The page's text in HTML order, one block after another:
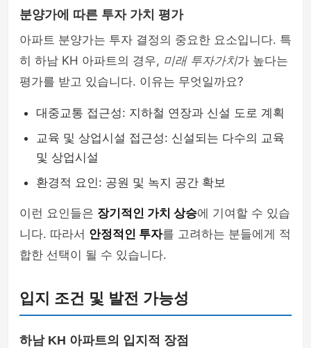
분양가에 따른 투자 가치 평가
아파트 분양가는 투자 결정의 중요한 요소입니다. 특
히 하남 KH 아파트의 경우, 미래 투자가치가 높다는
평가를 받고 있습니다. 이유는 무엇일까요?
대중교통 접근성: 지하철 연장과 신설 도로 계획
교육 및 상업시설 접근성: 신설되는 다수의 교육
및 상업시설
환경적 요인: 공원 및 녹지 공간 확보
이런 요인들은 장기적인 가치 상승에 기여할 수 있습
니다. 따라서 안정적인 투자를 고려하는 분들에게 적
합한 선택이 될 수 있습니다.
입지 조건 및 발전 가능성
하남 KH 아파트의 입지적 장점